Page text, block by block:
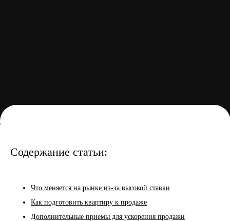
Содержание статьи:
Что меняется на рынке из-за высокой ставки
Как подготовить квартиру к продаже
Дополнительные приемы для ускорения продажи